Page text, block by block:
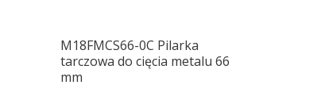
M18FMCS66-0C Pilarka
tarczowa do cięcia metalu 66
mm